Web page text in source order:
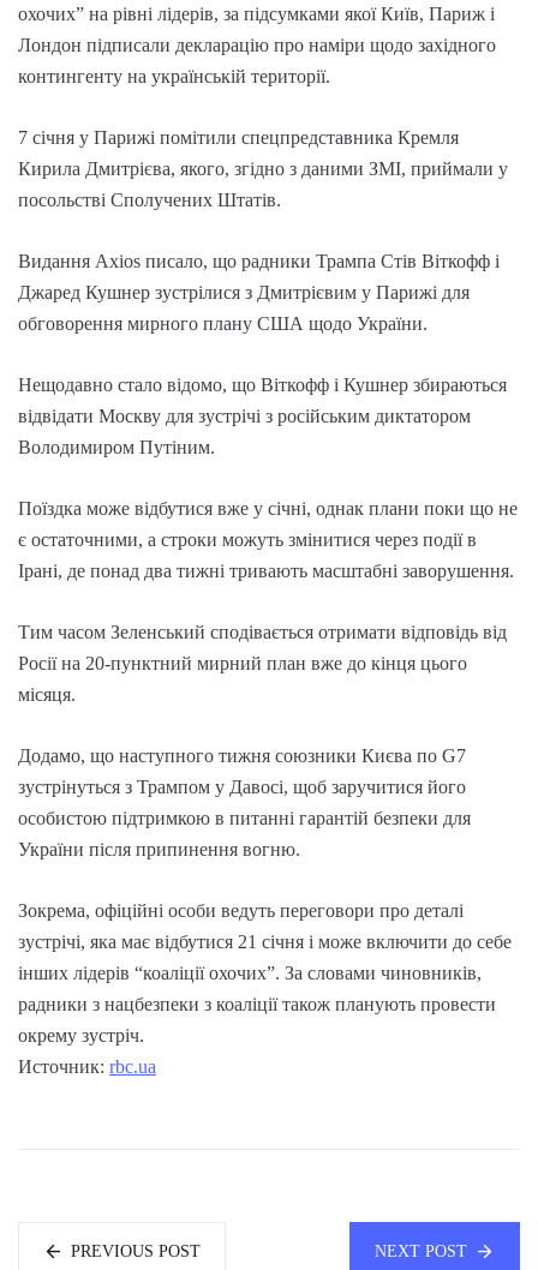
охочих” на рівні лідерів, за підсумками якої Київ, Париж і
Лондон підписали декларацію про наміри щодо західного
контингенту на українській території.
7 січня у Парижі помітили спецпредставника Кремля
Кирила Дмитрієва, якого, згідно з даними ЗМІ, приймали у
посольстві Сполучених Штатів.
Видання Axios писало, що радники Трампа Стів Віткофф і
Джаред Кушнер зустрілися з Дмитрієвим у Парижі для
обговорення мирного плану США щодо України.
Нещодавно стало відомо, що Віткофф і Кушнер збираються
відвідати Москву для зустрічі з російським диктатором
Володимиром Путіним.
Поїздка може відбутися вже у січні, однак плани поки що не
є остаточними, а строки можуть змінитися через події в
Ірані, де понад два тижні тривають масштабні заворушення.
Тим часом Зеленський сподівається отримати відповідь від
Росії на 20-пунктний мирний план вже до кінця цього
місяця.
Додамо, що наступного тижня союзники Києва по G7
зустрінуться з Трампом у Давосі, щоб заручитися його
особистою підтримкою в питанні гарантій безпеки для
України після припинення вогню.
Зокрема, офіційні особи ведуть переговори про деталі
зустрічі, яка має відбутися 21 січня і може включити до себе
інших лідерів “коаліції охочих”. За словами чиновників,
радники з нацбезпеки з коаліції також планують провести
окрему зустріч.
Источник: rbc.ua
PREVIOUS POST NEXT POST